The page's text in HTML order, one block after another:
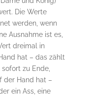
Die Werte
werden, wenn
Ausnahme ist es,
dreimal in
hat – das zählt
zu Ende,
der Hand hat –
ein Ass, eine